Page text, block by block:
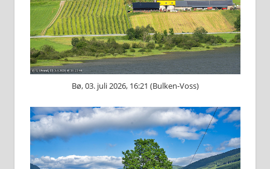
Bø, 03. juli 2026, 16:21 (Bulken-Voss)